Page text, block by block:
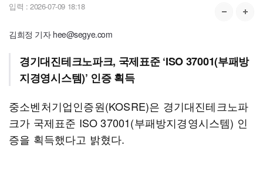
입력 : 2026-07-09 18:18
김희정 기자 hee@segye.com
경기대진테크노파크, 국제표준 ‘ISO 37001(부패방
지경영시스템)’ 인증 획득
중소벤처기업인증원(KOSRE)은 경기대진테크노파
크가 국제표준 ISO 37001(부패방지경영시스템) 인
증을 획득했다고 밝혔다.